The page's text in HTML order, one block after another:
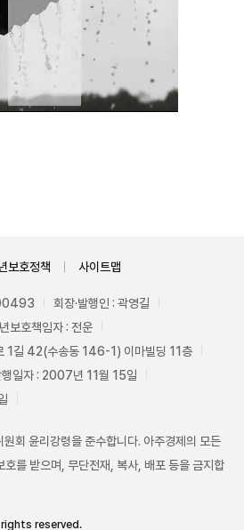
보호정책 사이트맵
회장·발행인 : 곽영길
보호책임자 : 전운
1길 42(수송동 146-1) 이마빌딩 11층
행일자 : 2007년 11월 15일
회 윤리강령을 준수합니다. 아주경제의 모든
를 받으며, 무단전재, 복사, 배포 등을 금지합
reserved.